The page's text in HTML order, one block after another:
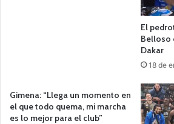
El
Belloso
Dakar
18 de
Gimena: “Llega un momento en
el que todo quema, mi marcha
es lo mejor para el club”